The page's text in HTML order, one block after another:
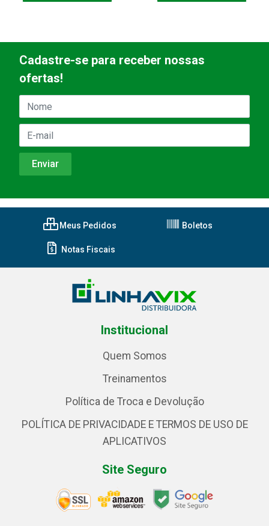
Cadastre-se para receber nossas
ofertas!
Meus Pedidos Boletos
Notas Fiscais
Institucional
Quem Somos
Treinamentos
Política de Troca e Devolução
POLÍTICA DE PRIVACIDADE E TERMOS DE USO DE
APLICATIVOS
Site Seguro